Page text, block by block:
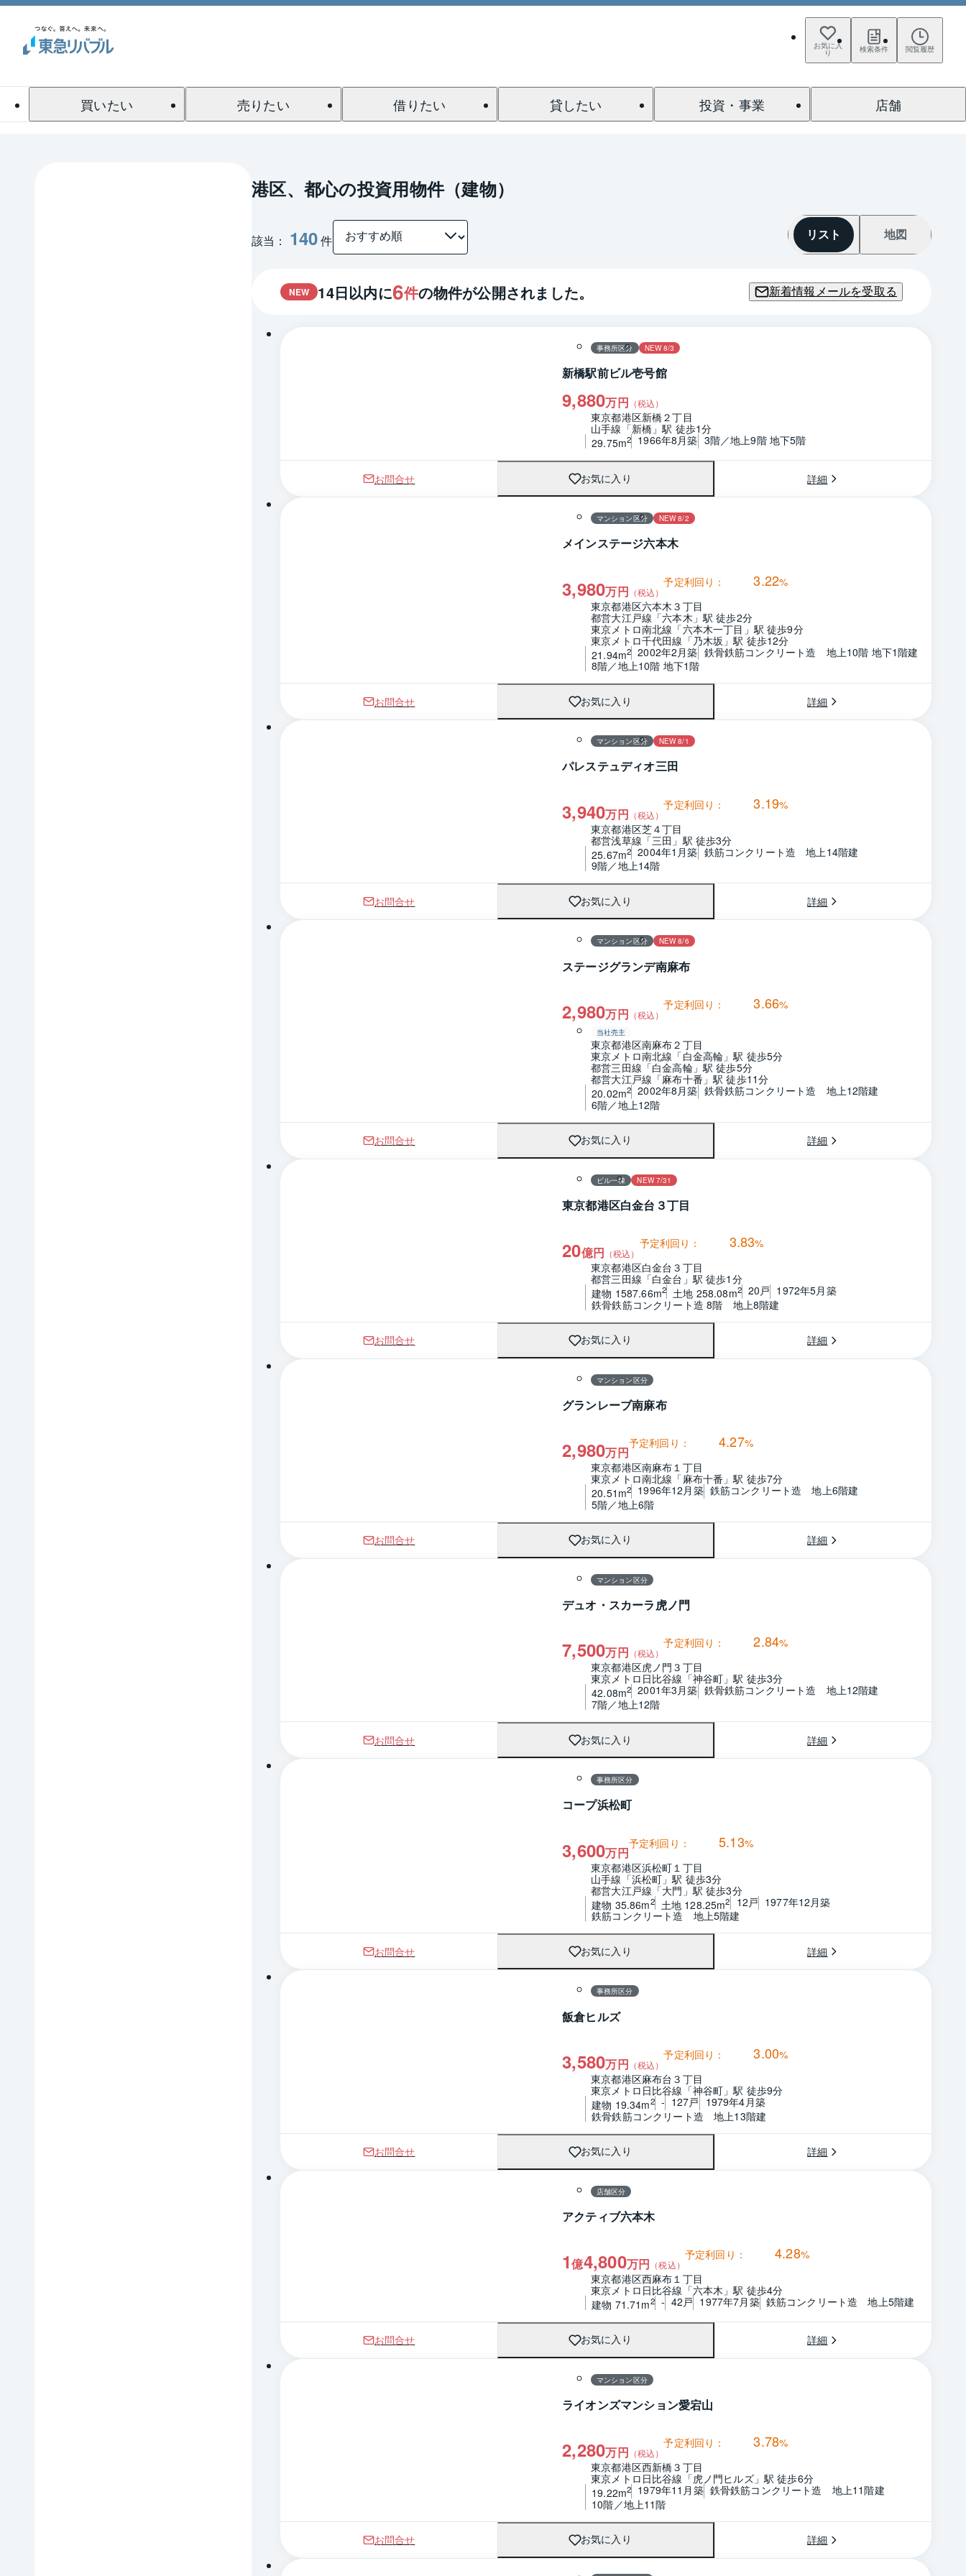
お気に入
り 検索条件 閲覧履歴
買いたい 売りたい 借りたい 貸したい 投資・事業 店舗
港区、都心の投資用物件（建物）
該当： 140件 リスト 地図
NEW 14日以内に6件の物件が公開されました。 新着情報メールを受取る
事務所区分 NEW 8/3
新橋駅前ビル壱号館
9,880万円 （税込）
東京都港区新橋２丁目
山手線「新橋」駅 徒歩1分
29.75m2 1966年8月築 3階／地上9階 地下5階
お問合せ お気に入り 詳細
マンション区分 NEW 8/2
メインステージ六本木
3,980万円 （税込）
予定利回り： 3.22%
東京都港区六本木３丁目
都営大江戸線「六本木」駅 徒歩2分
東京メトロ南北線「六本木一丁目」駅 徒歩9分
東京メトロ千代田線「乃木坂」駅 徒歩12分
21.94m2 2002年2月築 鉄骨鉄筋コンクリート造　地上10階 地下1階建
8階／地上10階 地下1階
お問合せ お気に入り 詳細
マンション区分 NEW 8/1
パレステュディオ三田
3,940万円 （税込）
予定利回り： 3.19%
東京都港区芝４丁目
都営浅草線「三田」駅 徒歩3分
25.67m2 2004年1月築 鉄筋コンクリート造　地上14階建
9階／地上14階
お問合せ お気に入り 詳細
マンション区分 NEW 8/6
ステージグランデ南麻布
2,980万円 （税込）
予定利回り： 3.66%
当社売主
東京都港区南麻布２丁目
東京メトロ南北線「白金高輪」駅 徒歩5分
都営三田線「白金高輪」駅 徒歩5分
都営大江戸線「麻布十番」駅 徒歩11分
20.02m2 2002年8月築 鉄骨鉄筋コンクリート造　地上12階建
6階／地上12階
お問合せ お気に入り 詳細
ビル一棟 NEW 7/31
東京都港区白金台３丁目
20億円 （税込）
予定利回り： 3.83%
東京都港区白金台３丁目
都営三田線「白金台」駅 徒歩1分
建物 1587.66m2 土地 258.08m2 20戸 1972年5月築
鉄骨鉄筋コンクリート造 8階　地上8階建
お問合せ お気に入り 詳細
マンション区分
グランレーブ南麻布
2,980万円
予定利回り： 4.27%
東京都港区南麻布１丁目
東京メトロ南北線「麻布十番」駅 徒歩7分
20.51m2 1996年12月築 鉄筋コンクリート造　地上6階建
5階／地上6階
お問合せ お気に入り 詳細
マンション区分
デュオ・スカーラ虎ノ門
7,500万円 （税込）
予定利回り： 2.84%
東京都港区虎ノ門３丁目
東京メトロ日比谷線「神谷町」駅 徒歩3分
42.08m2 2001年3月築 鉄骨鉄筋コンクリート造　地上12階建
7階／地上12階
お問合せ お気に入り 詳細
事務所区分
コープ浜松町
3,600万円
予定利回り： 5.13%
東京都港区浜松町１丁目
山手線「浜松町」駅 徒歩3分
都営大江戸線「大門」駅 徒歩3分
建物 35.86m2 土地 128.25m2 12戸 1977年12月築
鉄筋コンクリート造　地上5階建
お問合せ お気に入り 詳細
事務所区分
飯倉ヒルズ
3,580万円 （税込）
予定利回り： 3.00%
東京都港区麻布台３丁目
東京メトロ日比谷線「神谷町」駅 徒歩9分
建物 19.34m2 - 127戸 1979年4月築
鉄骨鉄筋コンクリート造　地上13階建
お問合せ お気に入り 詳細
店舗区分
アクティブ六本木
1億4,800万円 （税込）
予定利回り： 4.28%
東京都港区西麻布１丁目
東京メトロ日比谷線「六本木」駅 徒歩4分
建物 71.71m2 - 42戸 1977年7月築 鉄筋コンクリート造　地上5階建
お問合せ お気に入り 詳細
マンション区分
ライオンズマンション愛宕山
2,280万円 （税込）
予定利回り： 3.78%
東京都港区西新橋３丁目
東京メトロ日比谷線「虎ノ門ヒルズ」駅 徒歩6分
19.22m2 1979年11月築 鉄骨鉄筋コンクリート造　地上11階建
10階／地上11階
お問合せ お気に入り 詳細